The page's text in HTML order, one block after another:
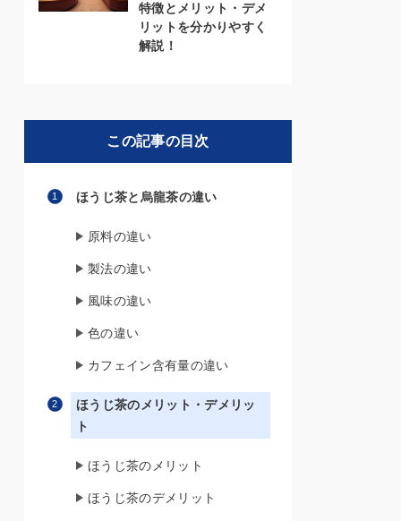
特徴とメリット・デメ
リットを分かりやすく
解説！
この記事の目次
ほうじ茶と烏龍茶の違い
原料の違い
製法の違い
風味の違い
色の違い
カフェイン含有量の違い
ほうじ茶のメリット・デメリッ
ト
ほうじ茶のメリット
ほうじ茶のデメリット